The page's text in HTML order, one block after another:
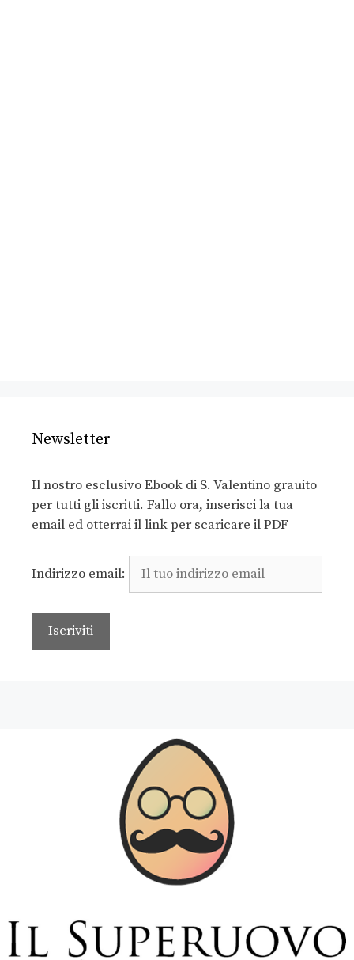
Newsletter
Il nostro esclusivo Ebook di S. Valentino grauito
per tutti gli iscritti. Fallo ora, inserisci la tua
email ed otterrai il link per scaricare il PDF
Indirizzo email: